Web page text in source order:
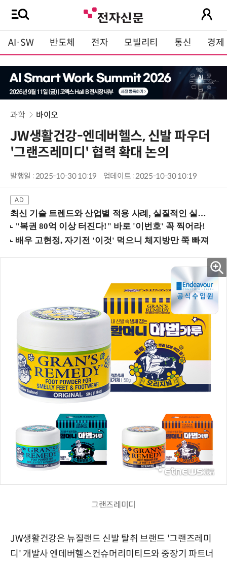
AI·SW 반도체 전자 모빌리티 통신 경제
과학 바이오
JW생활건강-엔데버헬스, 신발 파우더
'그랜즈레미디' 협력 확대 논의
발행일 : 2025-10-30 10:19 업데이트 : 2025-10-30 10:19
최신 기술 트렌드와 산업별 적용 사례, 실질적인 실행 전략을 공유 (9/18 양재역)
그랜즈레미디
JW생활건강은 뉴질랜드 신발 탈취 브랜드 '그랜즈레미
디' 개발사 엔데버헬스컨슈머리미티드와 중장기 파트너